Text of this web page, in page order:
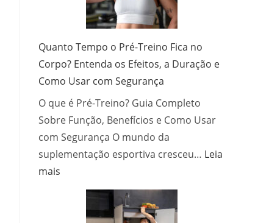
Escolher
com
Sucesso
Quanto Tempo o Pré-Treino Fica no
Corpo? Entenda os Efeitos, a Duração e
Como Usar com Segurança
O que é Pré-Treino? Guia Completo
Sobre Função, Benefícios e Como Usar
com Segurança O mundo da
suplementação esportiva cresceu… Leia
mais